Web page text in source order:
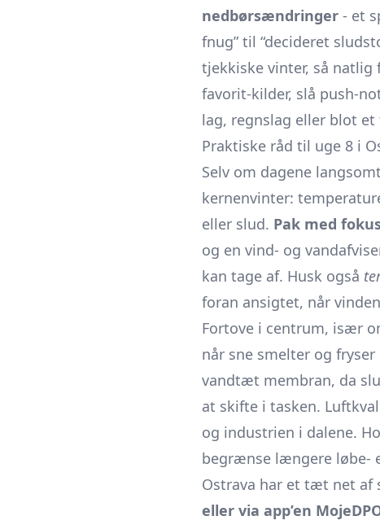
nedbørsændringer - et
fnug” til “decideret
tjekkiske vinter, så
favorit-kilder, slå push-
lag, regnslag eller blot
Praktiske råd til uge 8 i
Selv om dagene
kernenvinter:
eller slud. Pak med
og en vind- og
kan tage af. Husk også
foran ansigtet, når
Fortove i centrum, især
når sne smelter og fryser
vandtæt membran, da
at skifte i tasken.
og industrien i dalene.
begrænse længere løbe-
Ostrava har et tæt net af
eller via app’en